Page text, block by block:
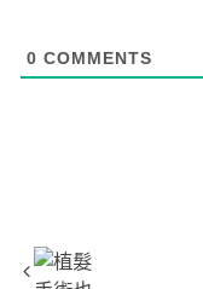
0 COMMENTS